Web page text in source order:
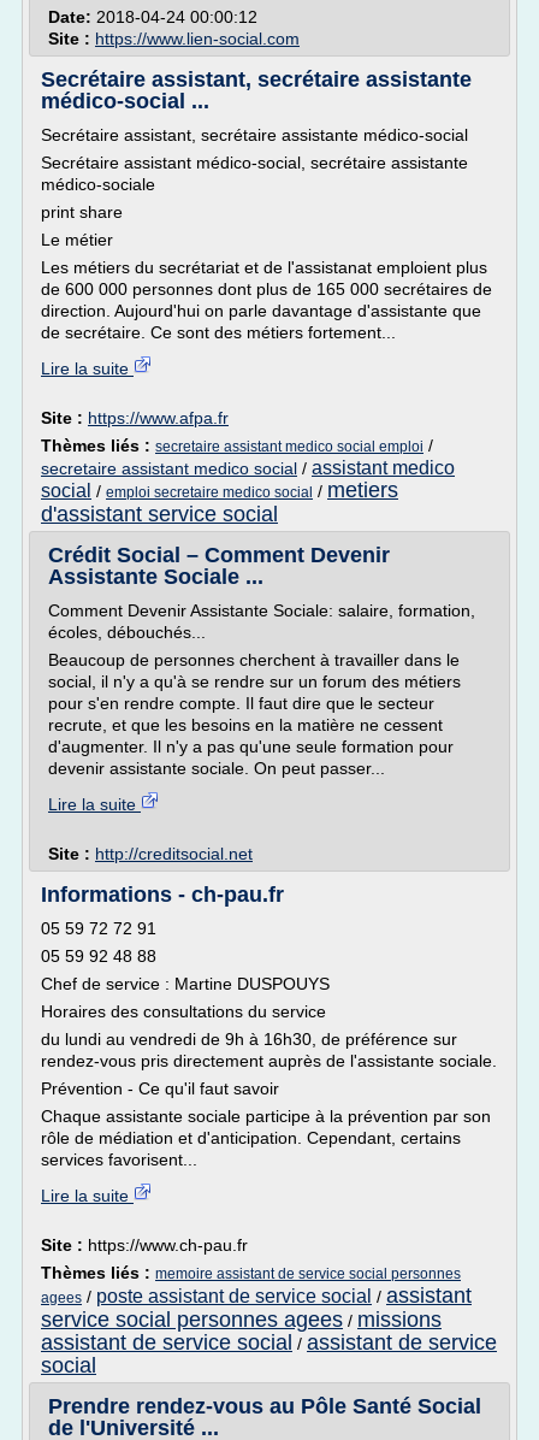
Date: 2018-04-24 00:00:12
Site : https://www.lien-social.com
Secrétaire assistant, secrétaire assistante
médico-social ...
Secrétaire assistant, secrétaire assistante médico-social
Secrétaire assistant médico-social, secrétaire assistante
médico-sociale
print share
Le métier
Les métiers du secrétariat et de l'assistanat emploient plus
de 600 000 personnes dont plus de 165 000 secrétaires de
direction. Aujourd'hui on parle davantage d'assistante que
de secrétaire. Ce sont des métiers fortement...
Lire la suite
Site : https://www.afpa.fr
Thèmes liés : secretaire assistant medico social emploi /
secretaire assistant medico social / assistant medico
social / emploi secretaire medico social / metiers
d'assistant service social
Crédit Social – Comment Devenir
Assistante Sociale ...
Comment Devenir Assistante Sociale: salaire, formation,
écoles, débouchés...
Beaucoup de personnes cherchent à travailler dans le
social, il n'y a qu'à se rendre sur un forum des métiers
pour s'en rendre compte. Il faut dire que le secteur
recrute, et que les besoins en la matière ne cessent
d'augmenter. Il n'y a pas qu'une seule formation pour
devenir assistante sociale. On peut passer...
Lire la suite
Site : http://creditsocial.net
Informations - ch-pau.fr
05 59 72 72 91
05 59 92 48 88
Chef de service : Martine DUSPOUYS
Horaires des consultations du service
du lundi au vendredi de 9h à 16h30, de préférence sur
rendez-vous pris directement auprès de l'assistante sociale.
Prévention - Ce qu'il faut savoir
Chaque assistante sociale participe à la prévention par son
rôle de médiation et d'anticipation. Cependant, certains
services favorisent...
Lire la suite
Site : https://www.ch-pau.fr
Thèmes liés : memoire assistant de service social personnes
agees / poste assistant de service social / assistant
service social personnes agees / missions
assistant de service social / assistant de service
social
Prendre rendez-vous au Pôle Santé Social
de l'Université ...